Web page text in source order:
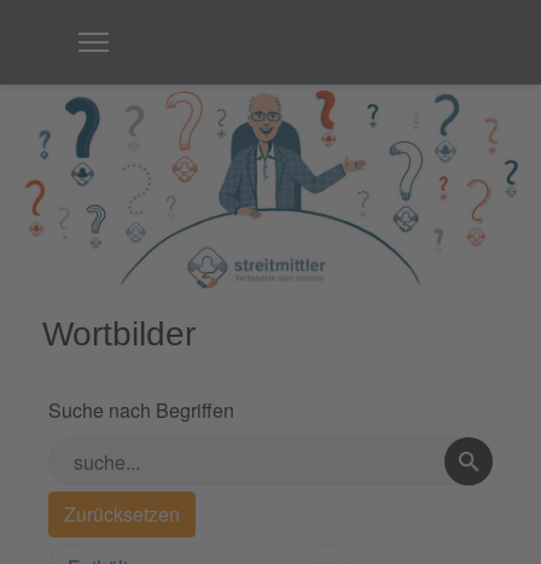
Wortbilder
Suche nach Begriffen